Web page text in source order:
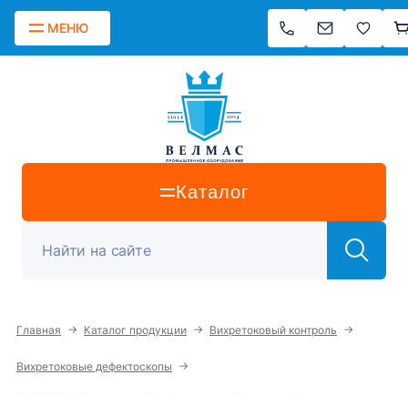
МЕНЮ
Каталог
Главная → Каталог продукции → Вихретоковый контроль →
Вихретоковые дефектоскопы →